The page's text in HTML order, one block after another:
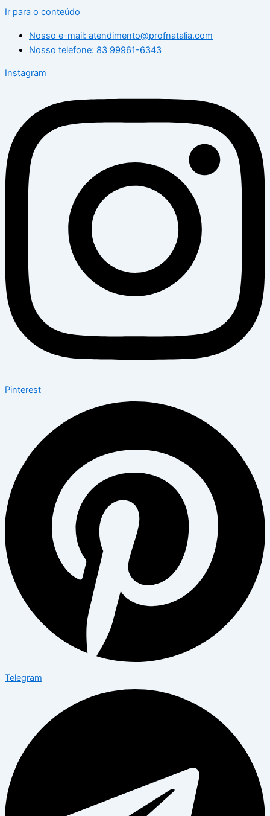
Ir para o conteúdo
Nosso e-mail: atendimento@profnatalia.com
Nosso telefone: 83 99961-6343
Instagram
Pinterest
Telegram